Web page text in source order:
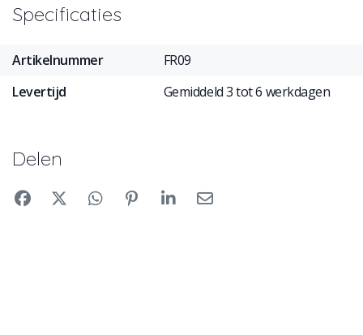
Specificaties
Artikelnummer
FR09
Levertijd
Gemiddeld 3 tot 6 werkdagen
Delen